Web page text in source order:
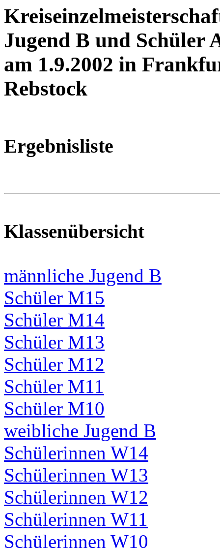
Jugend B und Schüler
am 1.9.2002 in
Rebstock
Ergebnisliste
Klassenübersicht
männliche Jugend B
Schüler M15
Schüler M14
Schüler M13
Schüler M12
Schüler M11
Schüler M10
weibliche Jugend B
Schülerinnen W14
Schülerinnen W13
Schülerinnen W12
Schülerinnen W11
Schülerinnen W10